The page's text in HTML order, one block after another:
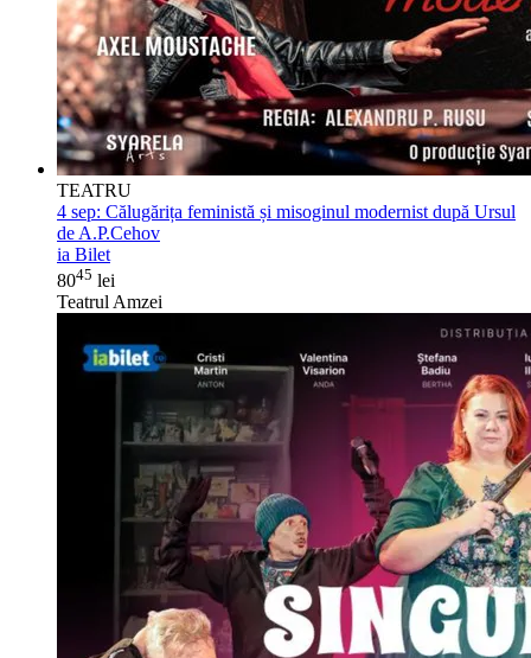
TEATRU
4 sep: Călugărița feministă și misoginul modernist după Ursul
de A.P.Cehov
ia Bilet
8045 lei
Teatrul Amzei